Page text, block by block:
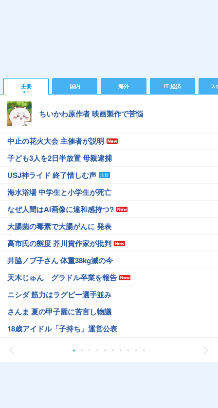
主要 国内 海外 IT 経済 ス
ちいかわ原作者 映画製作で苦悩
中止の花火大会 主催者が説明
子ども3人を2日半放置 母親逮捕
USJ神ライド 終了惜しむ声
海水浴場 中学生と小学生が死亡
なぜ人間はAI画像に違和感持つ?
大腸菌の毒素で大腸がんに 発表
高市氏の態度 芥川賞作家が批判
井脇ノブ子さん 体重38kg減の今
天木じゅん グラドル卒業を報告
ニシダ 筋力はラグビー選手並み
さんま 夏の甲子園に苦言し物議
18歳アイドル「子持ち」運営公表